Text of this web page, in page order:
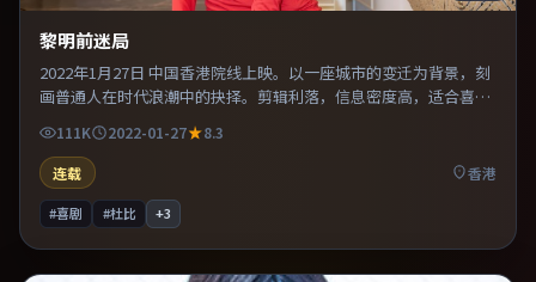
黎明前迷局
2022年1月27日 中国香港院线上映。以一座城市的变迁为背景，刻
画普通人在时代浪潮中的抉择。剪辑利落，信息密度高，适合喜欢
烧脑与推理的观众。既有类型片爽感，也保留作者表达，口碑潜力
不俗。
111K 2022-01-27
8.3
连载
香港
#喜剧 #杜比 +3